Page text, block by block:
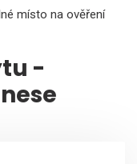
místo na ověření
-